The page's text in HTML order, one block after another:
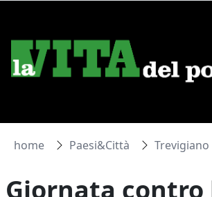
home Paesi&Città Trevigiano
Giornata contro